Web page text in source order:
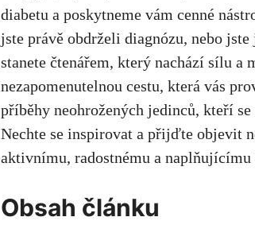
diabetu a poskytneme vám cenné⁤
jste právě ⁢obdrželi⁤ diagnózu, nebo
stanete čtenářem, který nachází sílu a
nezapomenutelnou‍ cestu, která vás
příběhy neohrožených‍ jedinců, kteří
Nechte se inspirovat a přijďte⁣ objevit
aktivnímu, radostnému a
Obsah⁤ článku